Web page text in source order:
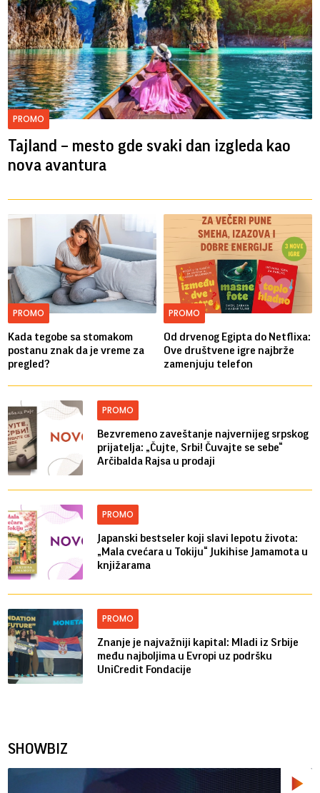
PROMO
Tajland – mesto gde svaki dan izgleda kao
nova avantura
PROMO
Kada tegobe sa stomakom
postanu znak da je vreme za
pregled?
PROMO
Od drvenog Egipta do Netflixa:
Ove društvene igre najbrže
zamenjuju telefon
PROMO
Bezvremeno zaveštanje najvernijeg srpskog
prijatelja: „Čujte, Srbi! Čuvajte se sebe“
Arčibalda Rajsa u prodaji
PROMO
Japanski bestseler koji slavi lepotu života:
„Mala cvećara u Tokiju“ Jukihise Jamamota u
knjižarama
PROMO
Znanje je najvažniji kapital: Mladi iz Srbije
među najboljima u Evropi uz podršku
UniCredit Fondacije
SHOWBIZ